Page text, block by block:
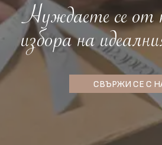
Нуждаете се от
избора на
СВЪРЖИ СЕ С